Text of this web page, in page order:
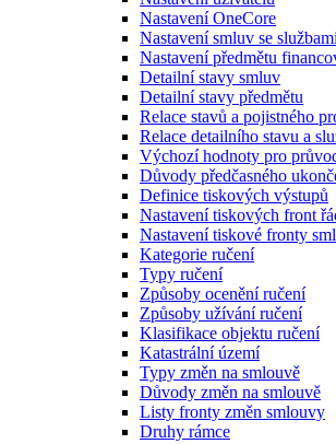
Nastavení OneCore
Nastavení smluv se službami
Nastavení předmětu
Detailní stavy smluv
Detailní stavy předmětu
Relace stavů a pojistného
Relace detailního stavu a
Výchozí hodnoty pro
Důvody předčasného
Definice tiskových výstupů
Nastavení tiskových front
Nastavení tiskové fronty
Kategorie ručení
Typy ručení
Způsoby ocenění ručení
Způsoby užívání ručení
Klasifikace objektu ručení
Katastrální území
Typy změn na smlouvě
Důvody změn na smlouvě
Listy fronty změn smlouvy
Druhy rámce